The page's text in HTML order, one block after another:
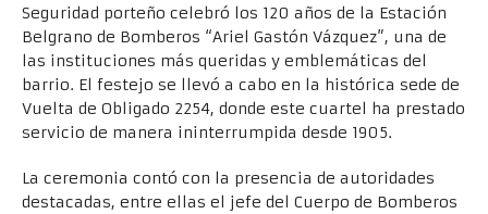
Seguridad porteño celebró los 120 años de la Estación
Belgrano de Bomberos “Ariel Gastón Vázquez”, una de
las instituciones más queridas y emblemáticas del
barrio. El festejo se llevó a cabo en la histórica sede de
Vuelta de Obligado 2254, donde este cuartel ha prestado
servicio de manera ininterrumpida desde 1905.
La ceremonia contó con la presencia de autoridades
destacadas, entre ellas el jefe del Cuerpo de Bomberos